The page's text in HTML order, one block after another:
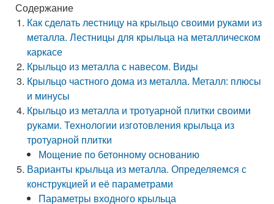
Содержание
Как сделать лестницу на крыльцо своими руками из
металла. Лестницы для крыльца на металлическом
каркасе
Крыльцо из металла с навесом. Виды
Крыльцо частного дома из металла. Металл: плюсы
и минусы
Крыльцо из металла и тротуарной плитки своими
руками. Технологии изготовления крыльца из
тротуарной плитки
Мощение по бетонному основанию
Варианты крыльца из металла. Определяемся с
конструкцией и её параметрами
Параметры входного крыльца